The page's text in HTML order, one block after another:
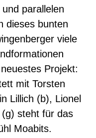
parallelen
dieses bunten
viele
Projekt:
mit Torsten
Lillich (b), Lionel
steht für das
Moabits.